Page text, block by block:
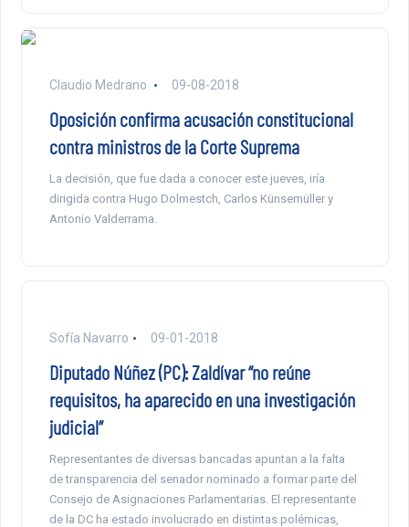
Claudio Medrano 09-08-2018
Oposición confirma acusación constitucional
contra ministros de la Corte Suprema
La decisión, que fue dada a conocer este jueves, iría
dirigida contra Hugo Dolmestch, Carlos Künsemüller y
Antonio Valderrama.
Sofía Navarro 09-01-2018
Diputado Núñez (PC): Zaldívar “no reúne
requisitos, ha aparecido en una investigación
judicial”
Representantes de diversas bancadas apuntan a la falta
de transparencia del senador nominado a formar parte del
Consejo de Asignaciones Parlamentarias. El representante
de la DC ha estado involucrado en distintas polémicas,